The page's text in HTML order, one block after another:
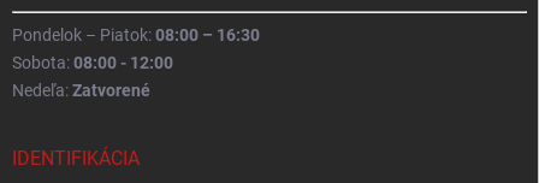
Pondelok – Piatok:08:00 – 16:30
Sobota:08:00 - 12:00
Nedeľa:Zatvorené
IDENTIFIKÁCIA